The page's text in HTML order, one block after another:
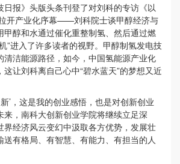
日报》头版头条刊登了对刘科的专访《以
开产业化序幕——刘科院士谈甲醇经济与
甲醇和水通过催化重整制氢、然后通过燃
”进入了许多读者的视野。甲醇制氢发电技
清洁能源路径，如今，中国氢能源产业化
让刘科离自己心中“碧水蓝天”的梦想又近
’，这是我的创业感悟，也是对创新创业
来，南科大创新创业学院将继续立足深
界经济风云变幻中汲取各方优势，发展壮
送有格局、有智慧、有能力、有担当的人